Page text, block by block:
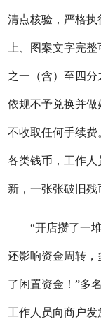
清点核验，严格
上、图案文字完
之一（含）至四
依规不予兑换并做
不收取任何手续
各类钱币，工作
新，一张张破旧残
“开店攒了一
还影响资金周转
了闲置资金！”多
工作人员向商户